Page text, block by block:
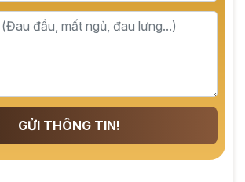
GỬI THÔNG TIN!